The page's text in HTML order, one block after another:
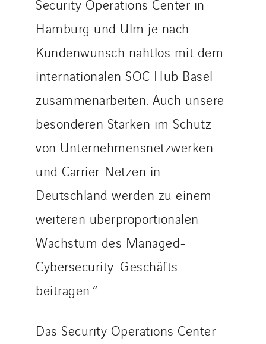
Security Operations Center in
Hamburg und Ulm je nach
Kundenwunsch nahtlos mit dem
internationalen SOC Hub Basel
zusammenarbeiten. Auch unsere
besonderen Stärken im Schutz
von Unternehmensnetzwerken
und Carrier-Netzen in
Deutschland werden zu einem
weiteren überproportionalen
Wachstum des Managed-
Cybersecurity-Geschäfts
beitragen.“
Das Security Operations Center